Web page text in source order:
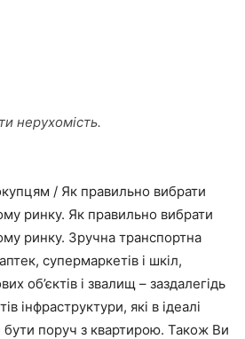
нерухомість.
/ Як правильно вибрати
ринку. Як правильно вибрати
ринку. Зручна транспортна
супермаркетів і шкіл,
об’єктів і звалищ – заздалегідь
інфраструктури, які в ідеалі
поруч з квартирою. Також Ви